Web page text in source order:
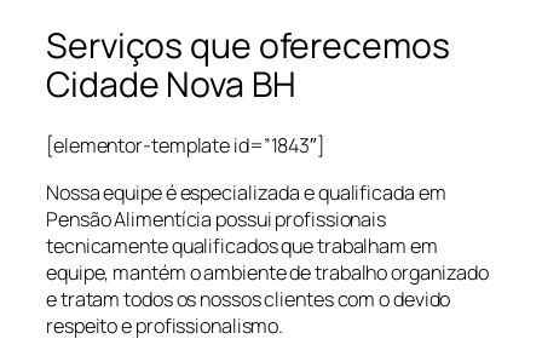
Serviços que oferecemos
Cidade Nova BH
[elementor-template id=”1843″]
Nossa equipe é especializada e qualificada em
Pensão Alimentícia possui profissionais
tecnicamente qualificados que trabalham em
equipe, mantém o ambiente de trabalho organizado
e tratam todos os nossos clientes com o devido
respeito e profissionalismo.